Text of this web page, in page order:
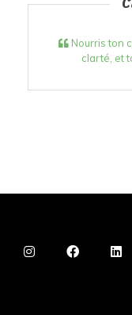
Nourris ton
clarté, et